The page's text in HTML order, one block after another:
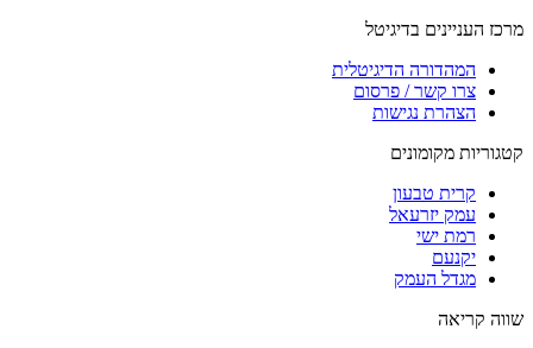
מרכז העניינים בדיגיטל
המהדורה הדיגיטלית
צרו קשר / פרסום
הצהרת נגישות
קטגוריות מקומונים
קרית טבעון
עמק יזרעאל
רמת ישי
יקנעם
מגדל העמק
שווה קריאה